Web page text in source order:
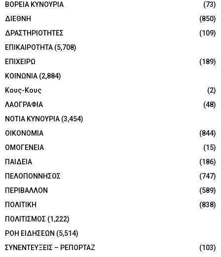
ΒΟΡΕΙΑ ΚΥΝΟΥΡΙΑ
(73)
ΔΙΕΘΝΗ
(850)
ΔΡΑΣΤΗΡΙΟΤΗΤΕΣ
(109)
ΕΠΙΚΑΙΡΟΤΗΤΑ (5,708)
ΕΠΙΧΕΙΡΩ
(189)
ΚΟΙΝΩΝΙΑ (2,884)
Κους-Κους
(2)
ΛΑΟΓΡΑΦΙΑ
(48)
ΝΟΤΙΑ ΚΥΝΟΥΡΙΑ (3,454)
ΟΙΚΟΝΟΜΙΑ
(844)
ΟΜΟΓΕΝΕΙΑ
(15)
ΠΑΙΔΕΙΑ
(186)
ΠΕΛΟΠΟΝΝΗΣΟΣ
(747)
ΠΕΡΙΒΑΛΛΟΝ
(589)
ΠΟΛΙΤΙΚΗ
(838)
ΠΟΛΙΤΙΣΜΟΣ (1,222)
ΡΟΗ ΕΙΔΗΣΕΩΝ (5,514)
ΣΥΝΕΝΤΕΥΞΕΙΣ – ΡΕΠΟΡΤΑΖ
(103)